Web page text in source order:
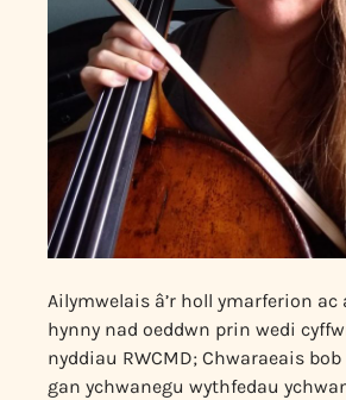
Ailymwelais â’r holl ymarferion
hynny nad oeddwn prin wedi
nyddiau RWCMD; Chwaraeais
gan ychwanegu wythfedau